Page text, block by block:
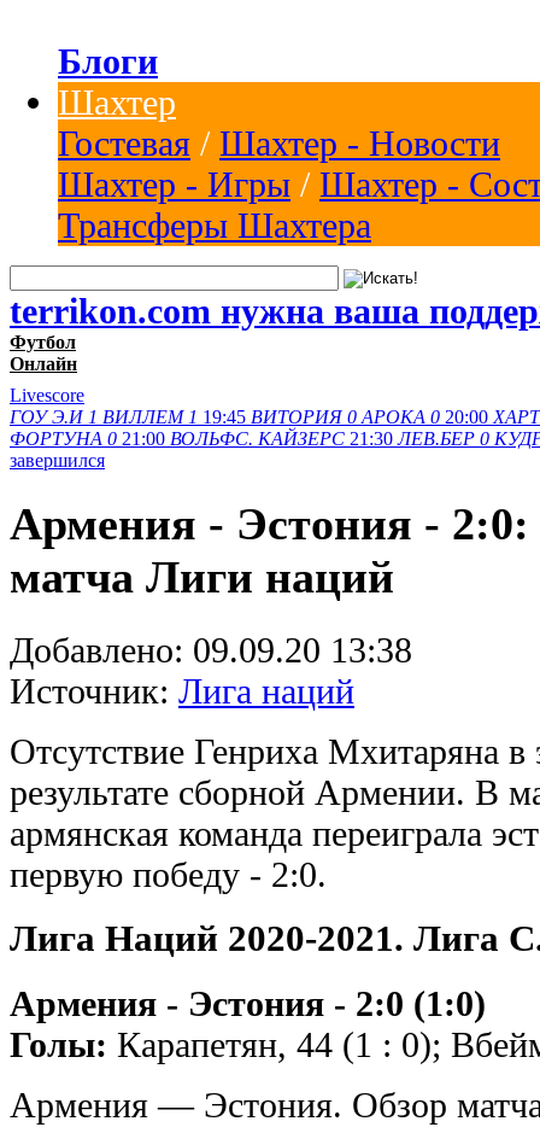
Блоги
Шахтер
Гостевая / Шахтер - Новости
Шахтер - Игры / Шахтер -
Трансферы Шахтера
terrikon.com нужна ваша
Футбол
Онлайн
Livescore
ГОУ Э.И 1 ВИЛЛЕМ 1 19:45 ВИТОРИЯ 0 АРОКА 0 20:00
ФОРТУНА 0 21:00 ВОЛЬФС. КАЙЗЕРС 21:30 ЛЕВ.БЕР 0
завершился
Армения - Эстония - 2:0:
матча Лиги наций
Добавлено: 09.09.20 13:38
Источник: Лига наций
Отсутствие Генриха Мхитаряна в
результате сборной Армении. В
армянская команда переиграла
первую победу - 2:0.
Лига Наций 2020-2021. Лига
Армения - Эстония - 2:0 (1:0)
Голы: Карапетян, 44 (1 : 0);
Армения — Эстония. Обзор